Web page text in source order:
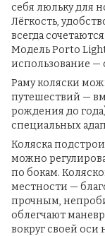
себя люльку для
Лёгкость,
всегда
Модель Porto
использование —
Раму коляски
путешествий —
рождения до
специальных
Коляска
можно
по бокам.
местности —
прочным,
облегчают
вокруг своей оси